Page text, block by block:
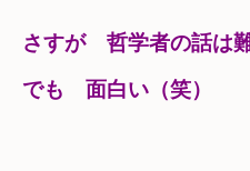
さすが　哲学者の話は
でも　面白い（笑）